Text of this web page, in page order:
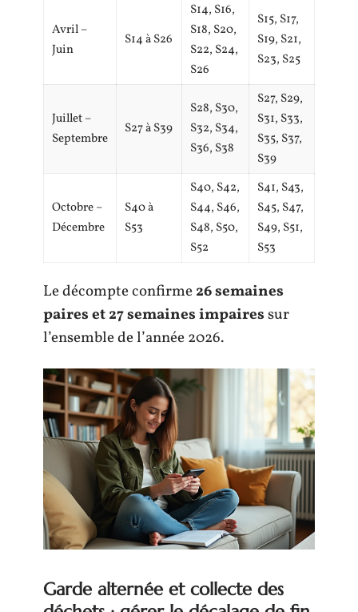
Avril –
Juin
S14 à S26
S14, S16,
S18, S20,
S22, S24,
S26
S15, S17,
S19, S21,
S23, S25
Juillet –
Septembre
S27 à S39
S28, S30,
S32, S34,
S36, S38
S27, S29,
S31, S33,
S35, S37,
S39
Octobre –
Décembre
S40 à
S53
S40, S42,
S44, S46,
S48, S50,
S52
S41, S43,
S45, S47,
S49, S51,
S53
Le décompte confirme26 semaines
paires et 27 semaines impairessur
l’ensemble de l’année 2026.
Garde alternée et collecte des